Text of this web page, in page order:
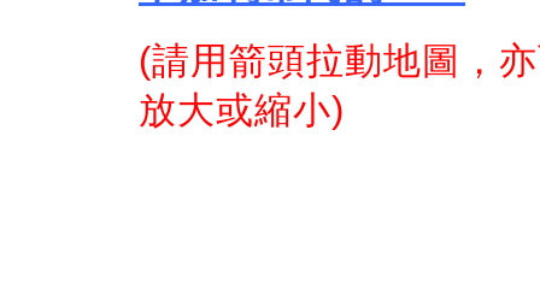
(請用箭頭拉動地圖，
放大或縮小)